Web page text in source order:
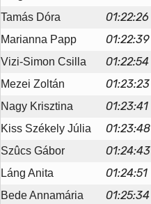
Tamás Dóra
01:22:26
Marianna Papp
01:22:39
Vizi-Simon Csilla
01:22:54
Mezei Zoltán
01:23:23
Nagy Krisztina
01:23:41
Kiss Székely Júlia
01:23:48
Szûcs Gábor
01:24:43
Láng Anita
01:24:51
Bede Annamária
01:25:34